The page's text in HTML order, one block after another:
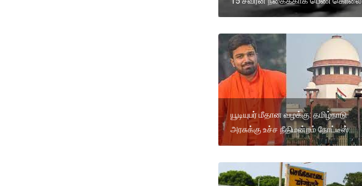
யூடியுபர் மீதான வழக்கு: தமிழ்நாடு
அரசுக்கு உச்ச நீதிமன்றம் நோட்டீஸ்